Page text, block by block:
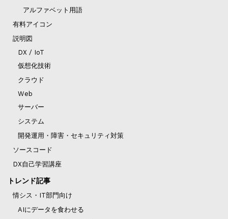
アルファベット用語
有料アイコン
説明図
DX / IoT
仮想化技術
クラウド
Web
サーバー
システム
開発運用・障害・セキュリティ対策
ソースコード
DX自己学習講座
トレンド記事
情シス・IT部門向け
AIにデータを食わせる